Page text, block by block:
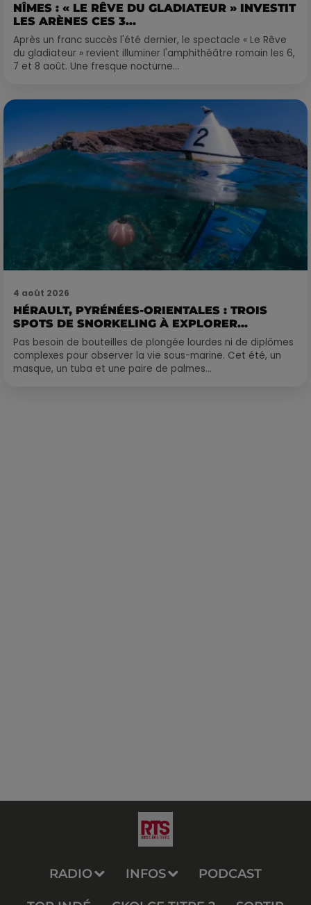
NÎMES : « LE RÊVE DU GLADIATEUR » INVESTIT
LES ARÈNES CES 3...
Après un franc succès l'été dernier, le spectacle « Le Rêve
du gladiateur » revient illuminer l'amphithéâtre romain les 6,
7 et 8 août. Une fresque nocturne...
4 août 2026
HÉRAULT, PYRÉNÉES-ORIENTALES : TROIS
SPOTS DE SNORKELING À EXPLORER...
Pas besoin de bouteilles de plongée lourdes ni de diplômes
complexes pour observer la vie sous-marine. Cet été, un
masque, un tuba et une paire de palmes...
RADIO INFOS PODCAST